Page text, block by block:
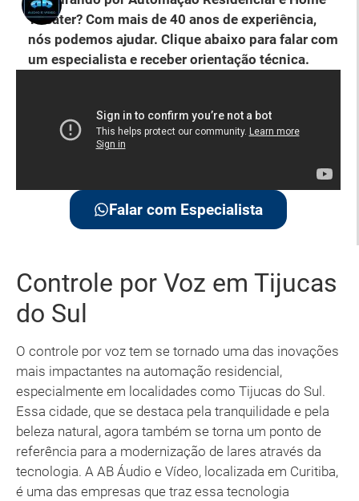
Theater? Com mais de 40 anos de experiência,
nós podemos ajudar. Clique abaixo para falar com
um especialista e receber orientação técnica.
Falar com Especialista
Controle por Voz em Tijucas
do Sul
O controle por voz tem se tornado uma das inovações
mais impactantes na automação residencial,
especialmente em localidades como Tijucas do Sul.
Essa cidade, que se destaca pela tranquilidade e pela
beleza natural, agora também se torna um ponto de
referência para a modernização de lares através da
tecnologia. A AB Áudio e Vídeo, localizada em Curitiba,
é uma das empresas que traz essa tecnologia